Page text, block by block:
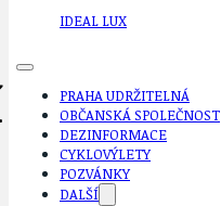
IDEAL LUX
PRAHA UDRŽITELNÁ
OBČANSKÁ SPOLEČNOST
DEZINFORMACE
CYKLOVÝLETY
POZVÁNKY
DALŠÍ